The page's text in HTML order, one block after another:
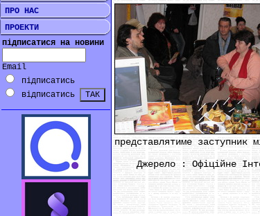
ПРО НАС
ПРОЕКТИ
підписатися на новини
Email
підписатись
відписатись
представлятиме заступник
Джерело : Офіційне